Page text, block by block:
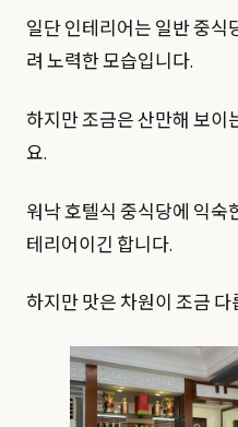
일단 인테리어는 일반 중
려 노력한 모습입니다.
하지만 조금은 산만해 보이
요.
워낙 호텔식 중식당에 익숙
테리어이긴 합니다.
하지만 맛은 차원이 조금 다